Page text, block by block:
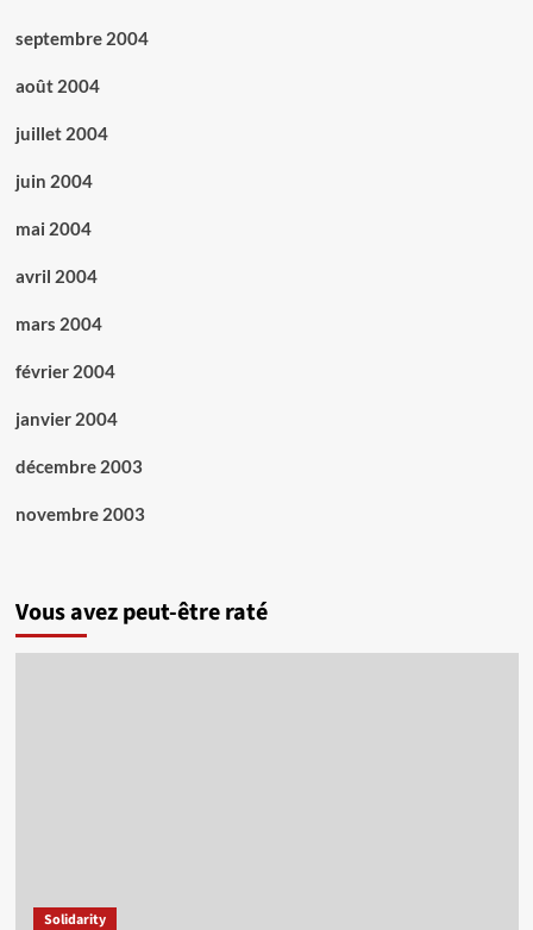
septembre 2004
août 2004
juillet 2004
juin 2004
mai 2004
avril 2004
mars 2004
février 2004
janvier 2004
décembre 2003
novembre 2003
Vous avez peut-être raté
Solidarity